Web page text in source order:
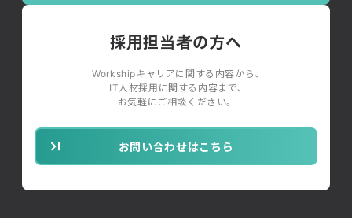
採用担当者の方へ
Workshipキャリアに関する内容から、
IT人材採用に関する内容まで、
お気軽にご相談ください。
お問い合わせはこちら